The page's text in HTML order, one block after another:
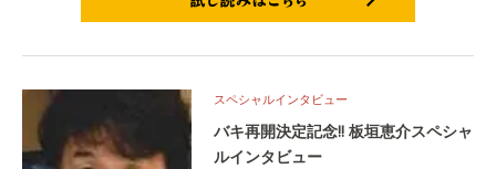
スペシャルインタビュー
バキ再開決定記念!! 板垣恵介スペシャ
ルインタビュー